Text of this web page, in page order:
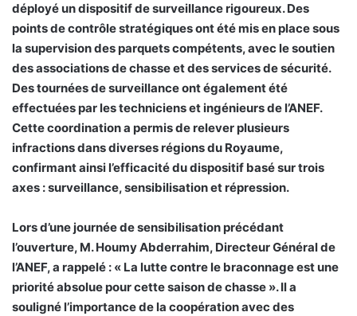
déployé un dispositif de surveillance rigoureux. Des
points de contrôle stratégiques ont été mis en place sous
la supervision des parquets compétents, avec le soutien
des associations de chasse et des services de sécurité.
Des tournées de surveillance ont également été
effectuées par les techniciens et ingénieurs de l’ANEF.
Cette coordination a permis de relever plusieurs
infractions dans diverses régions du Royaume,
confirmant ainsi l’efficacité du dispositif basé sur trois
axes : surveillance, sensibilisation et répression.
Lors d’une journée de sensibilisation précédant
l’ouverture, M. Houmy Abderrahim, Directeur Général de
l’ANEF, a rappelé : « La lutte contre le braconnage est une
priorité absolue pour cette saison de chasse ». Il a
souligné l’importance de la coopération avec des